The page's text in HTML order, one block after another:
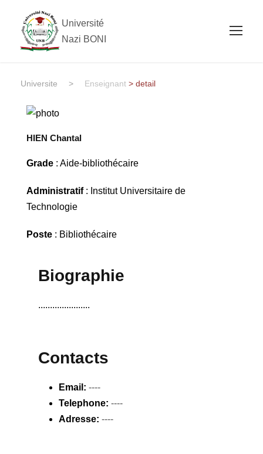
Université
Nazi BONI
Universite > Enseignant > detail
HIEN Chantal
Grade: Aide-bibliothécaire
Administratif : Institut Universitaire de
Technologie
Poste: Bibliothécaire
Biographie
......................
Contacts
Email: ----
Telephone: ----
Adresse: ----